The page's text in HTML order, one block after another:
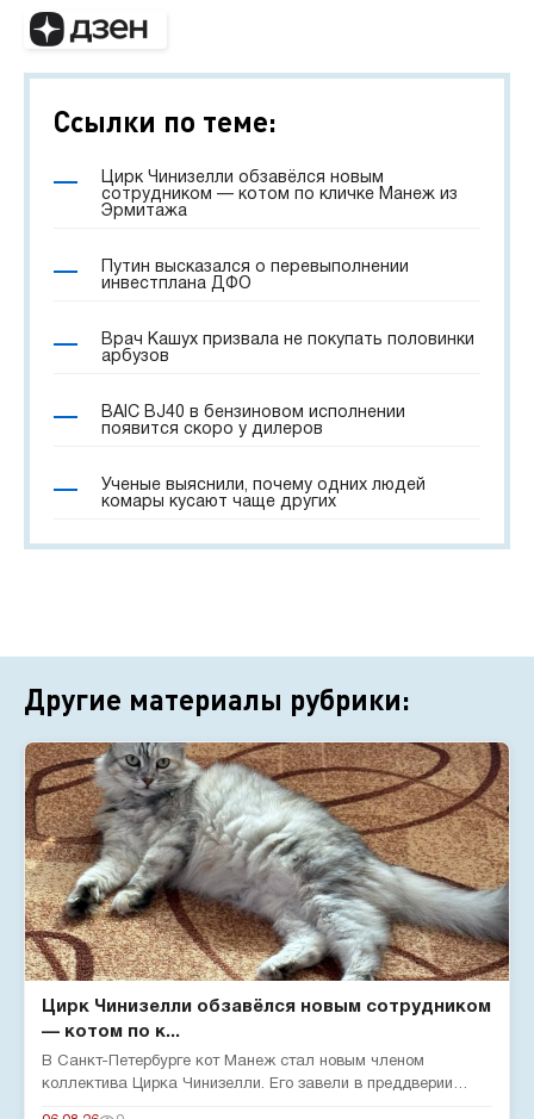
Ссылки по теме:
Цирк Чинизелли обзавёлся новым
сотрудником — котом по кличке Манеж из
Эрмитажа
Путин высказался о перевыполнении
инвестплана ДФО
Врач Кашух призвала не покупать половинки
арбузов
BAIC BJ40 в бензиновом исполнении
появится скоро у дилеров
Ученые выяснили, почему одних людей
комары кусают чаще других
Другие материалы рубрики:
Цирк Чинизелли обзавёлся новым сотрудником
— котом по к...
В Санкт-Петербурге кот Манеж стал новым членом
коллектива Цирка Чинизелли. Его завели в преддверии